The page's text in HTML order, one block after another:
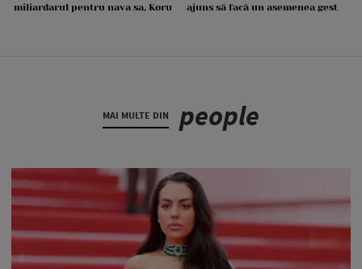
miliardarul pentru nava sa, Koru
ajuns să facă un asemenea gest
MAI MULTE DIN people